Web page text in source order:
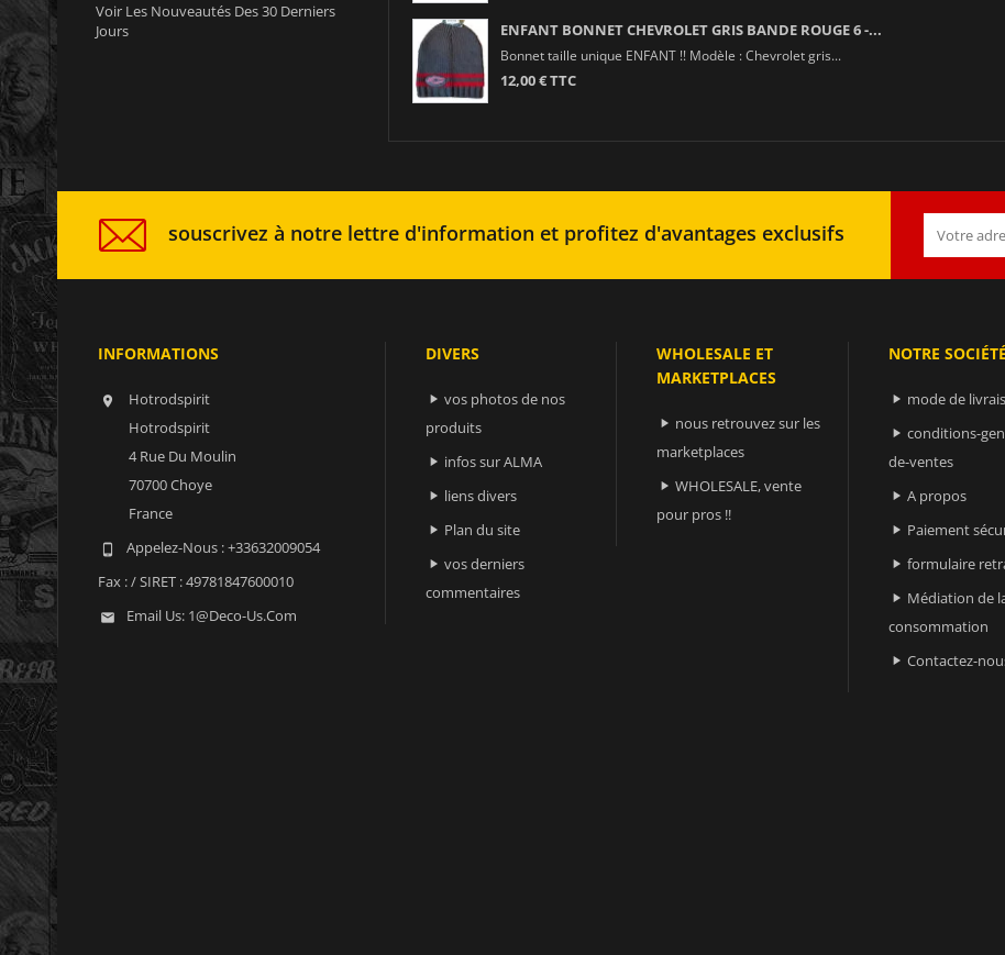
Voir Les Nouveautés Des 30 Derniers
Jours
ENFANT BONNET CHEVROLET GRIS BANDE ROUGE 6 -...
Bonnet taille unique ENFANT !! Modèle : Chevrolet gris...
12,00 € TTC
souscrivez à notre lettre d'information et profitez d'avantages exclusifs
INFORMATIONS

Hotrodspirit
Hotrodspirit
4 Rue Du Moulin
70700 Choye
France
 Appelez-Nous :+33632009054
Fax :/ SIRET : 49781847600010
 Email Us: 1@deco-Us.com
DIVERS
 vos photos de nos
produits
 infos sur ALMA
 liens divers
 Plan du site
 vos derniers
commentaires
WHOLESALE ET
MARKETPLACES
 nous retrouvez sur les
marketplaces
 WHOLESALE, vente
pour pros !!
NOTRE SOCIÉTÉ
 mode de
 conditions-
de-ventes
 A propos
 Paiement
 formulaire
 Médiation de
consommation
 Contactez-